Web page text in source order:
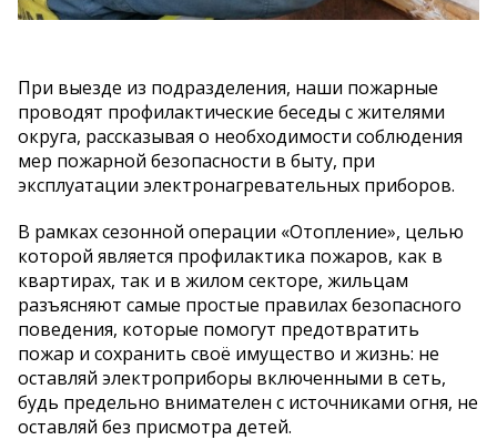
При выезде из подразделения, наши пожарные
проводят профилактические беседы с жителями
округа, рассказывая о необходимости соблюдения
мер пожарной безопасности в быту, при
эксплуатации электронагревательных приборов.
В рамках сезонной операции «Отопление», целью
которой является профилактика пожаров, как в
квартирах, так и в жилом секторе, жильцам
разъясняют самые простые правилах безопасного
поведения, которые помогут предотвратить
пожар и сохранить своё имущество и жизнь: не
оставляй электроприборы включенными в сеть,
будь предельно внимателен с источниками огня, не
оставляй без присмотра детей.